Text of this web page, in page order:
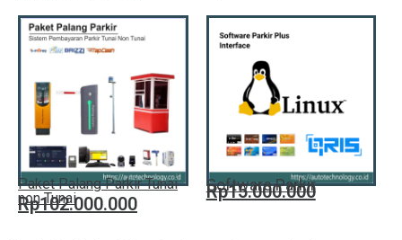
Paket Palang Parkir Tunai
non Tunai
Rp102.000.000
Software Parkir
Rp15.000.000